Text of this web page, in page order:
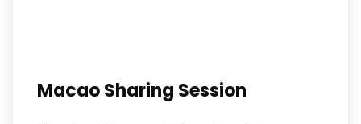
Macao Sharing Session